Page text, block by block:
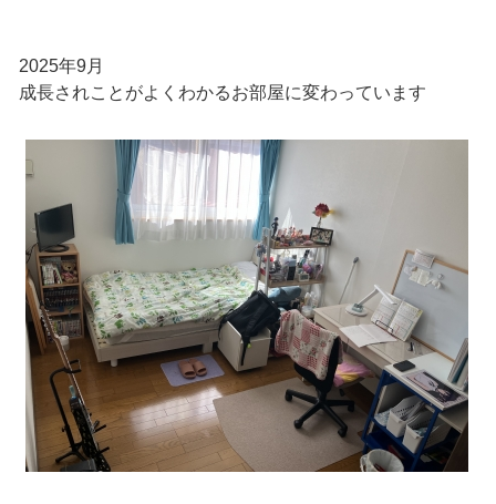
2025年9月
成長されことがよくわかるお部屋に変わっています